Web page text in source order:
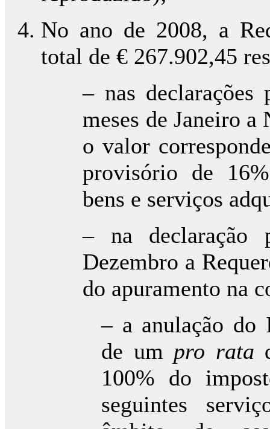
No ano de 2008, a
total de € 267.902,45
– nas declarações
meses de Janeiro
o valor
provisório de
bens e serviços
– na declaração
Dezembro a
do apuramento na
– a anulação do
de um pro rata
100% do
seguintes